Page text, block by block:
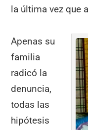
la última vez que
Apenas su
familia
radicó la
denuncia,
todas las
hipótesis